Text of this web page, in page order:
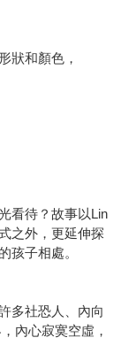
狀和顏色，
看待？故事以Lin
之外，更延伸探
孩子相處。
多社恐人、內向
內心寂寞空虛，